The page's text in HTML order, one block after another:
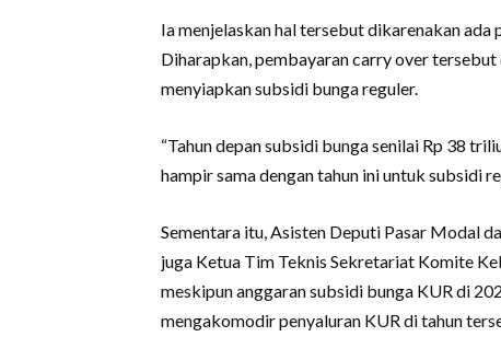
Ia menjelaskan hal tersebut dikarenakan
Diharapkan, pembayaran carry over tersebut
menyiapkan subsidi bunga reguler.
“Tahun depan subsidi bunga senilai Rp 38
hampir sama dengan tahun ini untuk subsidi
Sementara itu, Asisten Deputi Pasar Modal
juga Ketua Tim Teknis Sekretariat Komite
meskipun anggaran subsidi bunga KUR di
mengakomodir penyaluran KUR di tahun